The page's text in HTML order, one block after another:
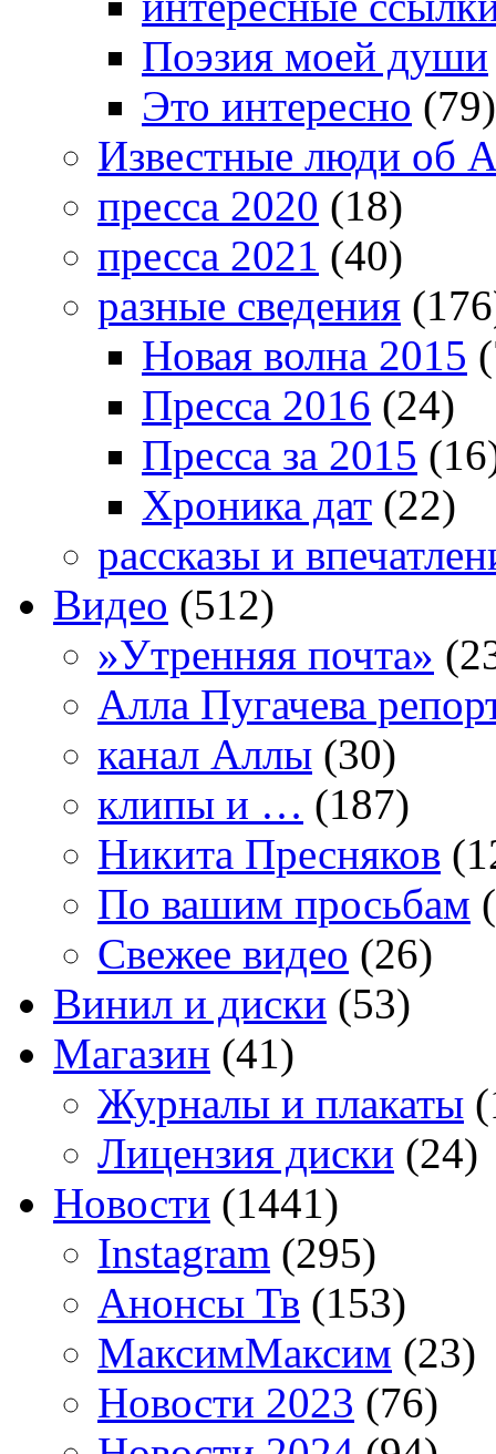
Поэзия моей души
Это интересно (79)
Известные люди об
пресса 2020 (18)
пресса 2021 (40)
разные сведения
Новая волна 2015
Пресса 2016 (24)
Пресса за 2015
Хроника дат (22)
рассказы и
Видео (512)
»Утренняя почта»
Алла Пугачева
канал Аллы (30)
клипы и … (187)
Никита Пресняков
По вашим просьбам
Свежее видео (26)
Винил и диски (53)
Магазин (41)
Журналы и плакаты
Лицензия диски (24)
Новости (1441)
Instagram (295)
Анонсы Тв (153)
МаксимМаксим (23)
Новости 2023 (76)